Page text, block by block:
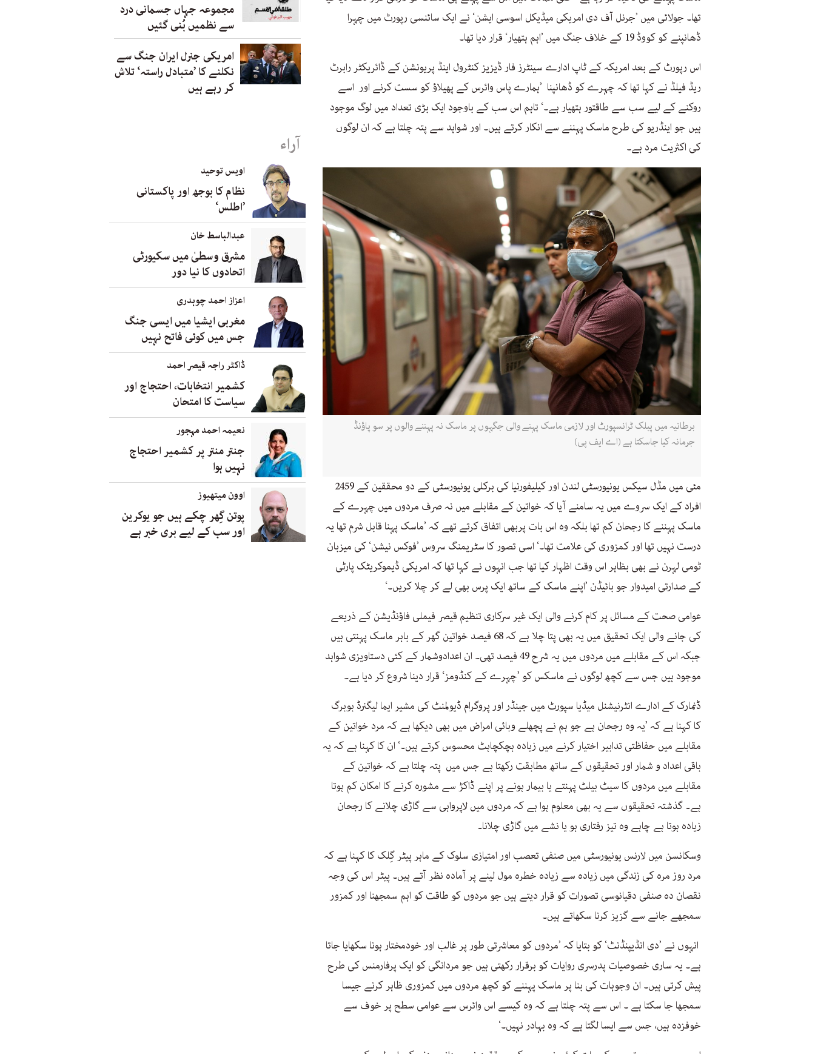
تھا۔ جولائی میں ’جرنل آف دی امریکی میڈیکل اسوسی ایشن‘ نے ایک سائنسی رپورٹ میں چہرا
ڈھانپنے کو کووڈ 19 کے خلاف جنگ میں ’اہم ہتھیار‘ قرار دیا تھا۔
اس رپورٹ کے بعد امریکہ کے ٹاپ ادارے سینٹرز فار ڈیزیز کنٹرول اینڈ پریونشن کے ڈائریکٹر رابرٹ
ریڈ فیلڈ نے کہا تھا کہ چہرے کو ڈھانپنا ’ہمارے پاس وائرس کے پھیلاؤ کو سست کرنے اور اسے
روکنے کے لیے سب سے طاقتور ہتھیار ہے۔‘ تاہم اس سب کے باوجود ایک بڑی تعداد میں لوگ موجود
ہیں جو اینڈریو کی طرح ماسک پہننے سے انکار کرتے ہیں۔ اور شواہد سے پتہ چلتا ہے کہ ان لوگوں
کی اکثریت مرد ہے۔
برطانیہ میں پبلک ٹرانسپورٹ اور لازمی ماسک پہنے والی جگہوں پر ماسک نہ پہننے والوں پر سو پاؤنڈ
جرمانہ کیا جاسکتا ہے (اے ایف پی)
مئی میں مڈل سیکس یونیورسٹی لندن اور کیلیفورنیا کی برکلی یونیورسٹی کے دو محققین کے 2459
افراد کے ایک سروے میں یہ سامنے آیا کہ خواتین کے مقابلے میں نہ صرف مردوں میں چہرے کے
ماسک پہننے کا رجحان کم تھا بلکہ وہ اس بات پربھی اتفاق کرتے تھے کہ ’ماسک پہنا قابل شرم تھا یہ
درست نہیں تھا اور کمزوری کی علامت تھا۔‘ اسی تصور کا سٹریمنگ سروس ’فوکس نیشن‘ کی میزبان
ٹومی لہرن نے بھی بظاہر اس وقت اظہار کیا تھا جب انہوں نے کہا تھا کہ امریکی ڈیموکریٹک پارٹی
کے صدارتی امیدوار جو بائیڈن ’اپنے ماسک کے ساتھ ایک پرس بھی لے کر چلا کریں۔‘
عوامی صحت کے مسائل پر کام کرنے والی ایک غیر سرکاری تنظیم قیصر فیملی فاؤنڈیشن کے ذریعے
کی جانے والی ایک تحقیق میں یہ بھی پتا چلا ہے کہ 68 فیصد خواتین گھر کے باہر ماسک پہنتی ہیں
جبکہ اس کے مقابلے میں مردوں میں یہ شرح 49 فیصد تھی۔ ان اعدادوشمار کے کئی دستاویزی شواہد
موجود ہیں جس سے کچھ لوگوں نے ماسکس کو ’چہرے کے کنڈومز‘ قرار دینا شروع کر دیا ہے۔
ڈنمارک کے ادارے انٹرنیشنل میڈیا سپورٹ میں جینڈر اور پروگرام ڈیولمنٹ کی مشیر ایما لیگنرڈ بوبرگ
کا کہنا ہے کہ ’یہ وہ رجحان ہے جو ہم نے پچھلے وبائی امراض میں بھی دیکھا ہے کہ مرد خواتین کے
مقابلے میں حفاظتی تدابیر اختیار کرنے میں زیادہ ہچکچاہٹ محسوس کرتے ہیں۔‘ ان کا کہنا ہے کہ یہ
باقی اعداد و شمار اور تحقیقوں کے ساتھ مطابقت رکھتا ہے جس میں پتہ چلتا ہے کہ خواتین کے
مقابلے میں مردوں کا سیٹ بیلٹ پہنتے یا بیمار ہونے پر اپنے ڈاکڑ سے مشورہ کرنے کا امکان کم ہوتا
ہے۔ گذشتہ تحقیقوں سے یہ بھی معلوم ہوا ہے کہ مردوں میں لاپرواہی سے گاڑی چلانے کا رجحان
زیادہ ہوتا ہے چاہے وہ تیز رفتاری ہو یا نشے میں گاڑی چلانا۔
وسکانسن میں لارنس یونیورسٹی میں صنفی تعصب اور امتیازی سلوک کے ماہر پیٹر گِلک کا کہنا ہے کہ
مرد روز مرہ کی زندگی میں زیادہ سے زیادہ خطرہ مول لینے پر آمادہ نظر آتے ہیں۔ پیٹر اس کی وجہ
نقصان دہ صنفی دقیانوسی تصورات کو قرار دیتے ہیں جو مردوں کو طاقت کو اہم سمجھنا اور کمزور
سمجھے جانے سے گزیز کرنا سکھاتے ہیں۔
انہوں نے ’دی انڈیپنڈنٹ‘ کو بتایا کہ ’مردوں کو معاشرتی طور پر غالب اور خودمختار ہونا سکھایا جاتا
ہے۔ یہ ساری خصوصیات پدرسری روایات کو برقرار رکھتی ہیں جو مردانگی کو ایک پرفارمنس کی طرح
پیش کرتی ہیں۔ ان وجوہات کی بنا پر ماسک پہننے کو کچھ مردوں میں کمزوری ظاہر کرنے جیسا
سمجھا جا سکتا ہے ۔ اس سے پتہ چلتا ہے کہ وہ کیسے اس وائرس سے عوامی سطح پر خوف سے
خوفزدہ ہیں، جس سے ایسا لگتا ہے کہ وہ بہادر نہیں۔‘
مجموعہ جہاں جسمانی درد
سے نظمیں بُنی گئیں
امریکی جنرل ایران جنگ سے
نکلنے کا ’متبادل راستہ‘ تلاش
کر رہے ہیں
آراء
اویس توحید
نظام کا بوجھ اور پاکستانی
’اطلس‘
عبدالباسط خان
مشرق وسطیٰ میں سکیورٹی
اتحادوں کا نیا دور
اعزاز احمد چوہدری
مغربی ایشیا میں ایسی جنگ
جس میں کوئی فاتح نہیں
ڈاکٹر راجہ قیصر احمد
کشمیر انتخابات، احتجاج اور
سیاست کا امتحان
نعیمہ احمد مہجور
جنتر منتر پر کشمیر احتجاج
نہیں ہوا
اوون میتھیوز
پوتن گِھر چکے ہیں جو یوکرین
اور سب کے لیے بری خبر ہے